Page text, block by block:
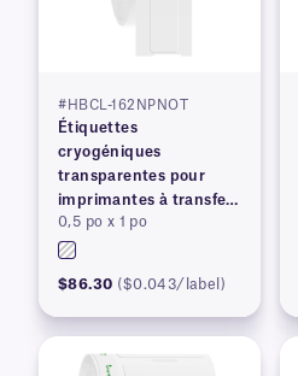
#HBCL-162NPNOT
Étiquettes
cryogéniques
transparentes pour
imprimantes à transfert
thermique
0,5 po x 1 po
$86.30 ($0.043/label)